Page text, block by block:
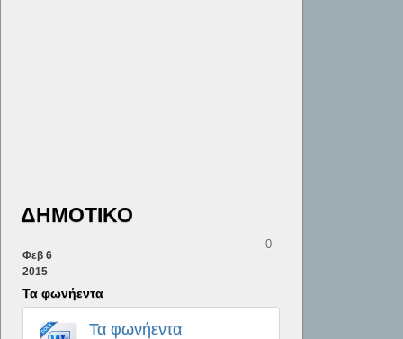
ΔΗΜΟΤΙΚΟ
Φεβ 6
2015
Τα φωνήεντα
Τα φωνήεντα
0